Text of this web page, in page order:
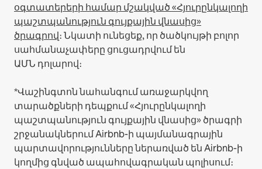
օգտատերերի համար մշակված «Հյուրընկալողի
պաշտպանություն գույքային վնասից»
ծրագրով։ Նկատի ունեցեք, որ ծածկույթի բոլոր
սահմանաչափերը ցուցադրվում են
ԱՄՆ դոլարով։
*Վաշինգտոն նահանգում առաջարկվող
տարածքների դեպքում «Հյուրընկալողի
պաշտպանություն գույքային վնասից» ծրագրի
շրջանակներում Airbnb-ի պայմանագրային
պարտավորությունները ներառված են Airbnb-ի
կողմից գնված ապահովագրական պոլիսում։